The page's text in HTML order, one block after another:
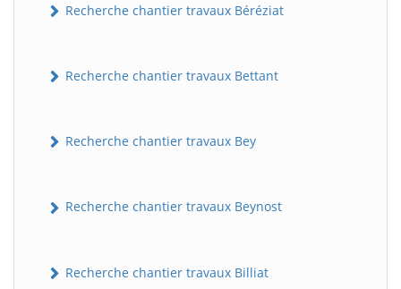
Recherche chantier travaux Béréziat
Recherche chantier travaux Bettant
Recherche chantier travaux Bey
Recherche chantier travaux Beynost
Recherche chantier travaux Billiat